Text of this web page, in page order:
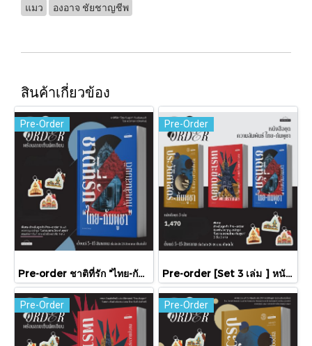
แมว องอาจ ชัยชาญชีพ
สินค้าเกี่ยวข้อง
Pre-Order
Pre-order ชาติที่รัก "ไทย-กัมพูชา" กับเส้นสมมติ / พวงทอง ภวัครพันธุ์ / มติชน
Pre-Order
Pre-order [Set 3 เล่ม ] หนังสือชุดความสัมพันธ์ "ไทย-กัมพูชา" / มติชน
Pre-Order Pre-Order